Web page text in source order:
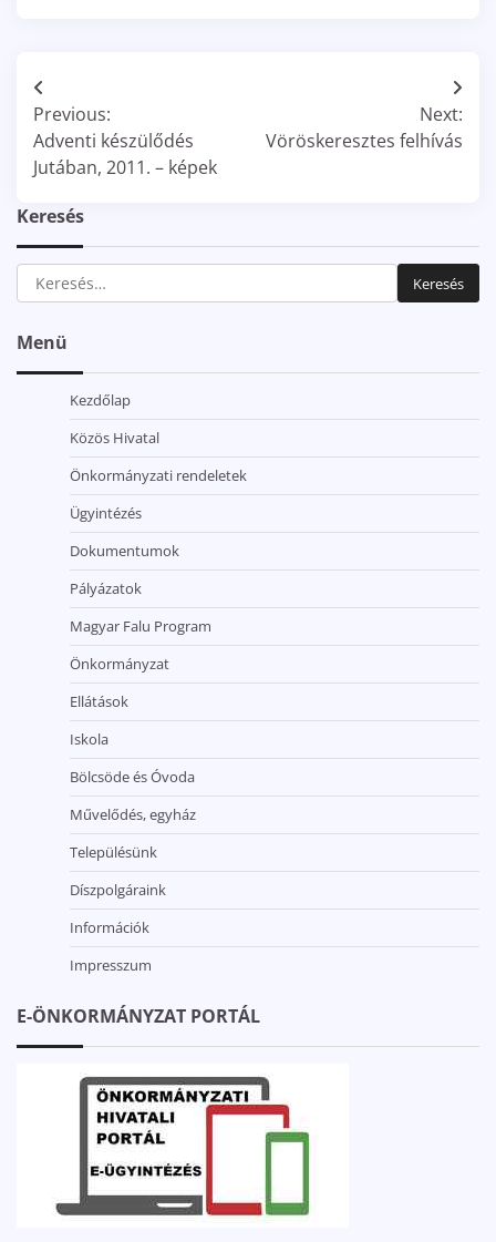
Bejegyzés
navigáció
Previous:
Adventi készülődés
Jutában, 2011. – képek
Next:
Vöröskeresztes felhívás
Keresés
Keresés:
Menü
Kezdőlap
Közös Hivatal
Önkormányzati rendeletek
Ügyintézés
Dokumentumok
Pályázatok
Magyar Falu Program
Önkormányzat
Ellátások
Iskola
Bölcsöde és Óvoda
Művelődés, egyház
Településünk
Díszpolgáraink
Információk
Impresszum
E-ÖNKORMÁNYZAT PORTÁL